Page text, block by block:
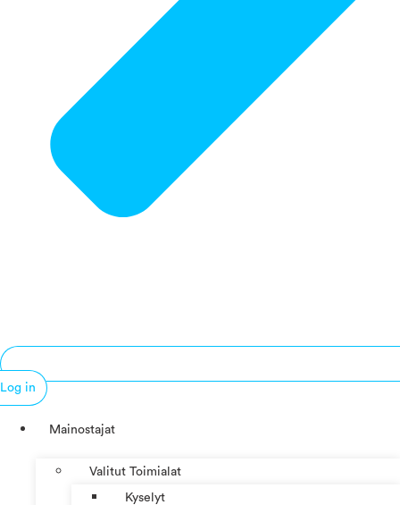
Log in
Mainostajat
Valitut Toimialat
Kyselyt